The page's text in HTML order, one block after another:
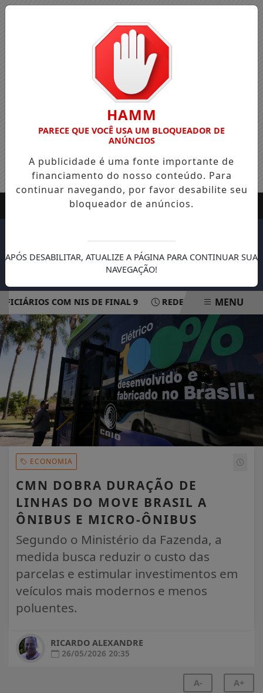
COM NIS DE FINAL 9 REDE ELÉTRICA MAIS
EM ALTA
MENU
ECONOMIA
CMN DOBRA DURAÇÃO DE
LINHAS DO MOVE BRASIL A
ÔNIBUS E MICRO-ÔNIBUS
Segundo o Ministério da Fazenda, a
medida busca reduzir o custo das
parcelas e estimular investimentos em
veículos mais modernos e menos
poluentes.
RICARDO ALEXANDRE
26/05/2026 20:35
A- A+
HAMM
PARECE QUE VOCÊ USA UM BLOQUEADOR DE
ANÚNCIOS
A publicidade é uma fonte importante de
financiamento do nosso conteúdo. Para
continuar navegando, por favor desabilite seu
bloqueador de anúncios.
APÓS DESABILITAR, ATUALIZE A PÁGINA PARA CONTINUAR SUA
NAVEGAÇÃO!